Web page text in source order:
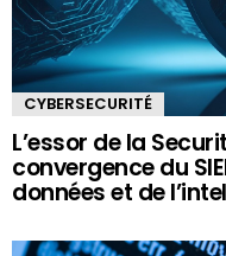
CYBERSECURITÉ
L’essor de la
convergence du
données et de